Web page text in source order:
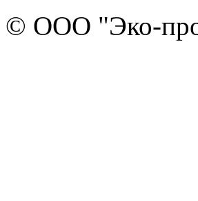
© ООО "Эко-